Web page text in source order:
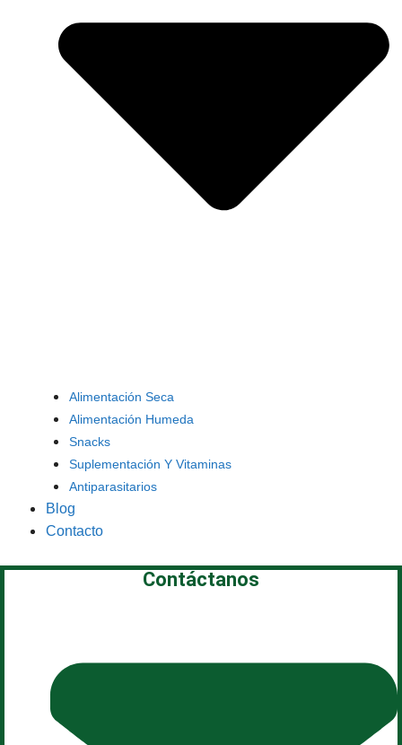
Alimentación Seca
Alimentación Humeda
Snacks
Suplementación Y Vitaminas
Antiparasitarios
Blog
Contacto
Contáctanos